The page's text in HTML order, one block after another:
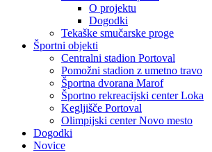
O projektu
Dogodki
Tekaške smučarske proge
Športni objekti
Centralni stadion Portoval
Pomožni stadion z umetno travo
Športna dvorana Marof
Športno rekreacijski center Loka
Kegljišče Portoval
Olimpijski center Novo mesto
Dogodki
Novice